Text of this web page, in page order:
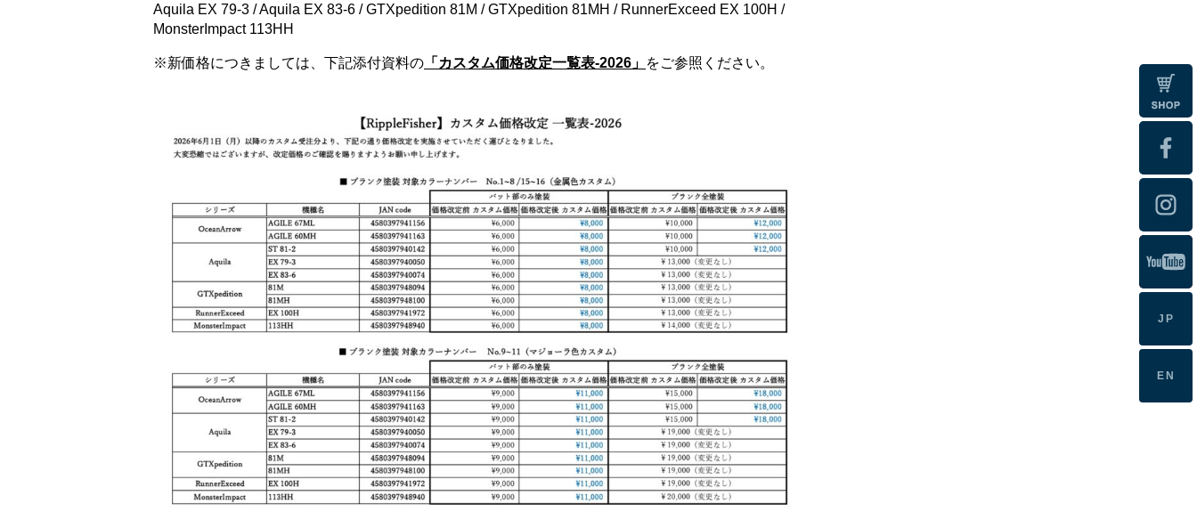
Aquila EX 79-3 / Aquila EX 83-6 / GTXpedition 81M / GTXpedition 81MH / RunnerExceed EX 100H /
MonsterImpact 113HH
※新価格につきましては、下記添付資料の 「カスタム価格改定一覧表-2026」 をご参照ください。
JP
EN